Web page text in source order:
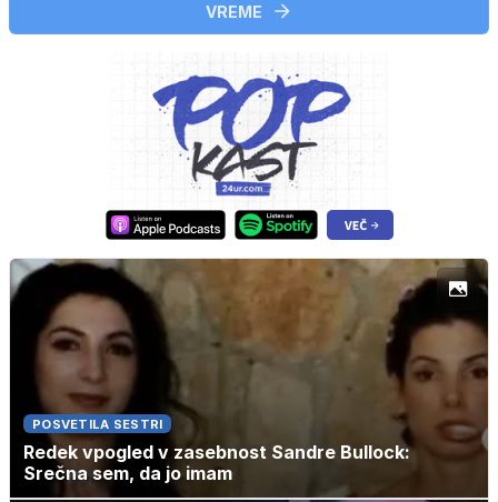
VREME
POSVETILA SESTRI
Redek vpogled v zasebnost Sandre Bullock:
Srečna sem, da jo imam